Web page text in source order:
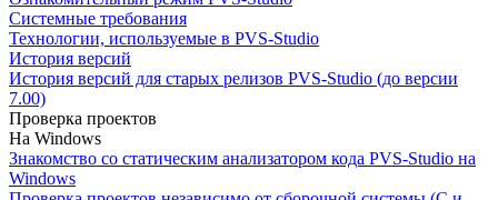
Системные требования
Технологии, используемые в PVS-Studio
История версий
История версий для старых релизов PVS-Studio (до версии
7.00)
Проверка проектов
На Windows
Знакомство со статическим анализатором кода PVS-Studio на
Windows